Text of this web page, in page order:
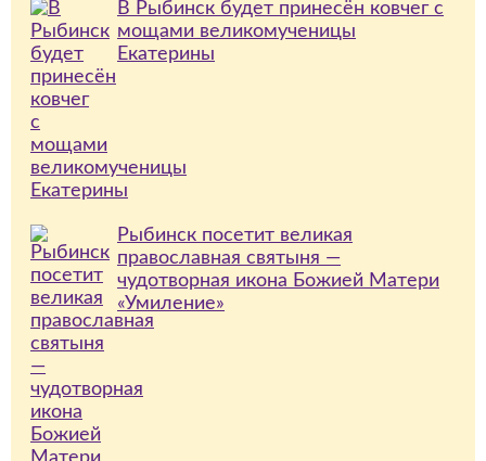
В Рыбинск будет принесён ковчег с
мощами великомученицы
Екатерины
Рыбинск посетит великая
православная святыня —
чудотворная икона Божией Матери
«Умиление»